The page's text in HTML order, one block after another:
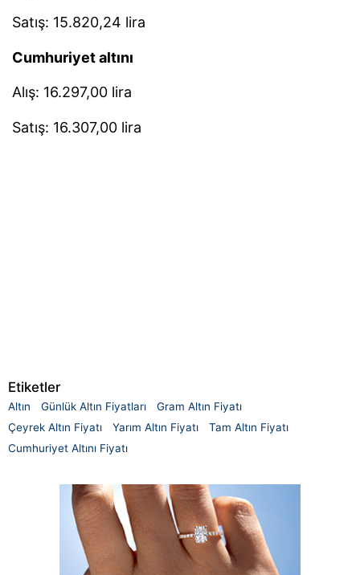
Satış: 15.820,24 lira
Cumhuriyet altını
Alış: 16.297,00 lira
Satış: 16.307,00 lira
Etiketler
Altın Günlük Altın Fiyatları
Gram Altın Fiyatı
Çeyrek Altın Fiyatı
Yarım Altın Fiyatı
Tam Altın Fiyatı
Cumhuriyet Altını Fiyatı